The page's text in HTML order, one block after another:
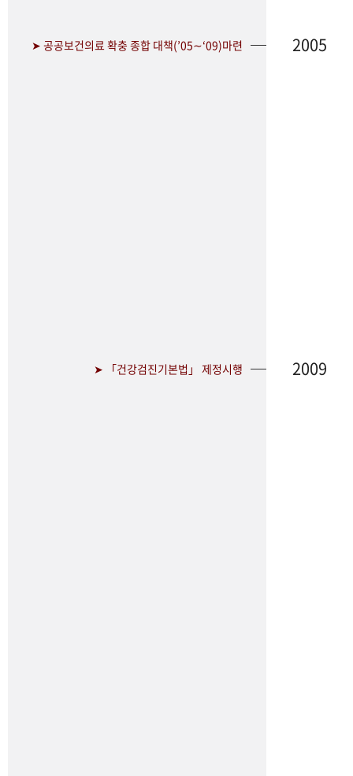
➤ 공공보건의료 확충 종합 대책(’05∼‘09)마련 2005
➤ 「건강검진기본법」 제정시행 2009